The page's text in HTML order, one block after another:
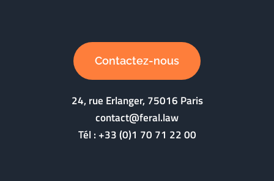
Contactez-nous
24, rue Erlanger, 75016 Paris
contact@feral.law
Tél :+33 (0)1 70 71 22 00